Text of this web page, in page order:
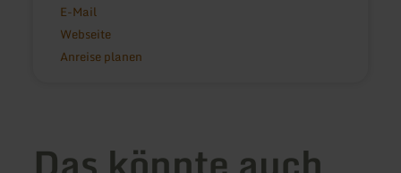
E-Mail
Webseite
Anreise planen